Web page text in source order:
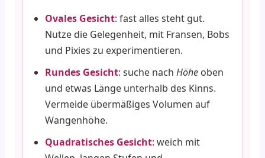
Ovales Gesicht: fast alles steht gut.
Nutze die Gelegenheit, mit Fransen, Bobs
und Pixies zu experimentieren.
Rundes Gesicht: suche nach Höheoben
und etwas Länge unterhalb des Kinns.
Vermeide übermäßiges Volumen auf
Wangenhöhe.
Quadratisches Gesicht: weich mit